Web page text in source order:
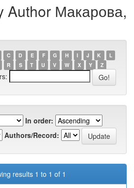
Author Макарова,
C D E F G H I J K
L
R S T U V W X Y Z
In order:
Authors/Record:
results 1 to 1 of 1